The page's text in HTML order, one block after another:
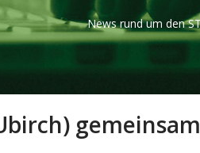
News rund um den